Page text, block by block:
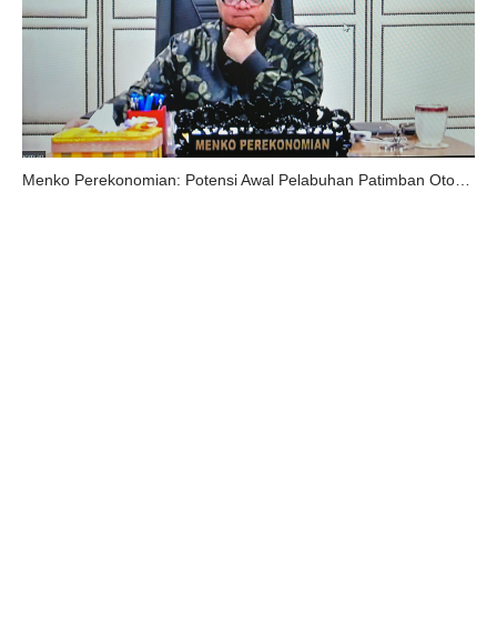
Menko Perekonomian: Potensi Awal Pelabuhan Patimban Otomotif Berorientasi Ekspor